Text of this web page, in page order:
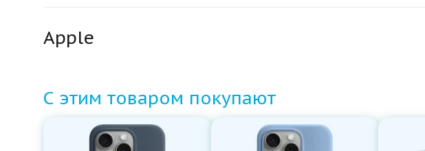
Apple
С этим товаром покупают